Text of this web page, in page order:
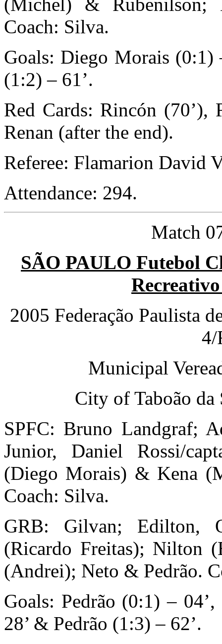
Coach: Silva.
Goals: Diego Morais
(1:2) – 61’.
Red Cards: Rincón (70’),
Renan (after the end).
Referee: Flamarion David
Attendance: 294.
Match
SÃO PAULO Futebol
2005 Federação Paulista
4/
Municipal
City of Taboão da
SPFC: Bruno Landgraf;
Junior, Daniel Rossi/
(Diego Morais) & Kena
Coach: Silva.
GRB: Gilvan; Edilton,
(Ricardo Freitas); Nilton
(Andrei); Neto & Pedrão.
Goals: Pedrão (0:1) –
28’ & Pedrão (1:3) – 62’.